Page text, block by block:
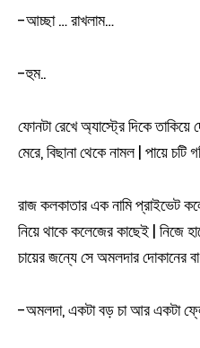
-আচ্ছা … রাখলাম…
-হুম..
ফোনটা রেখে অ্যাস্ট্রে দিকে তাকিয়ে
মেরে, বিছানা থেকে নামল | পায়ে চটি
রাজ কলকাতার এক নামি প্রাইভেট
নিয়ে থাকে কলেজের কাছেই | নিজে
চায়ের জন্যে সে অমলদার দোকানের
-অমলদা, একটা বড় চা আর একটা